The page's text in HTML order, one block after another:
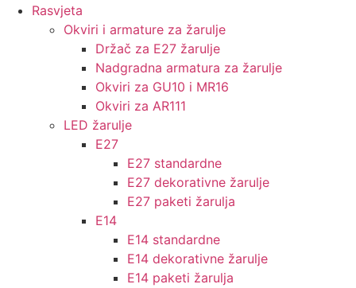
Rasvjeta
Okviri i armature za žarulje
Držač za E27 žarulje
Nadgradna armatura za žarulje
Okviri za GU10 i MR16
Okviri za AR111
LED žarulje
E27
E27 standardne
E27 dekorativne žarulje
E27 paketi žarulja
E14
E14 standardne
E14 dekorativne žarulje
E14 paketi žarulja